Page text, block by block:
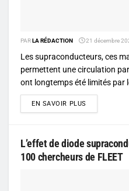
PARLA RÉDACTION 21 décembre
Les supraconducteurs, ces
permettent une circulation
ont longtemps été limités par
EN SAVOIR PLUS
L’effet de diode
100 chercheurs de FLEET